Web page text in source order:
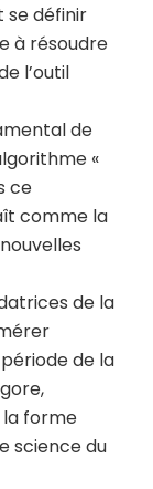
se définir
à résoudre
l’outil
de
«
ce
comme la
de la
de la
forme
science du